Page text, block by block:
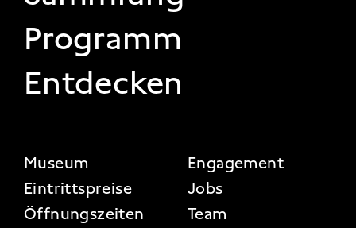
Programm
Entdecken
FOOTER 2
Museum
Eintrittspreise
Öffnungszeiten
Engagement
Jobs
Team